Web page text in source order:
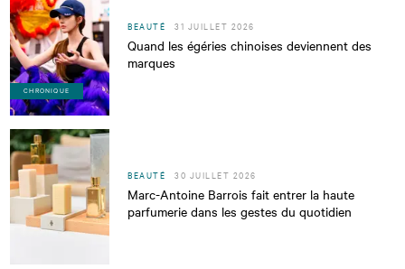
CHRONIQUE
BEAUTÉ 31 JUILLET 2026
Quand les égéries chinoises deviennent des
marques
BEAUTÉ 30 JUILLET 2026
Marc-Antoine Barrois fait entrer la haute
parfumerie dans les gestes du quotidien